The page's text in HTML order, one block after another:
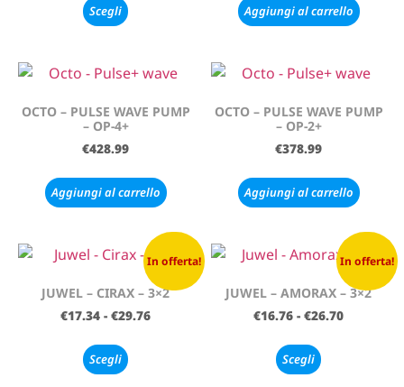
Scegli Aggiungi al carrello
OCTO – PULSE WAVE PUMP
– OP-4+
€428.99
Aggiungi al carrello
OCTO – PULSE WAVE PUMP
– OP-2+
€378.99
Aggiungi al carrello
In offerta!
JUWEL – CIRAX – 3×2
€17.34 - €29.76
Scegli
In offerta!
JUWEL – AMORAX – 3×2
€16.76 - €26.70
Scegli